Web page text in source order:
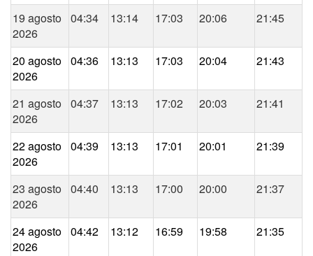
19 agosto
2026
04:34 13:14 17:03 20:06 21:45
20 agosto
2026
04:36 13:13 17:03 20:04 21:43
21 agosto
2026
04:37 13:13 17:02 20:03 21:41
22 agosto
2026
04:39 13:13 17:01 20:01 21:39
23 agosto
2026
04:40 13:13 17:00 20:00 21:37
24 agosto
2026
04:42 13:12 16:59 19:58 21:35